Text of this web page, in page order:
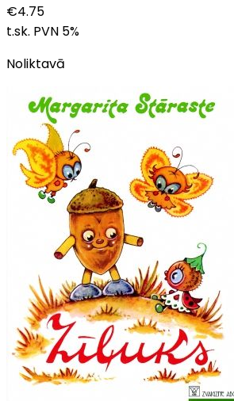
€4.75
t.sk. PVN 5%
Noliktavā